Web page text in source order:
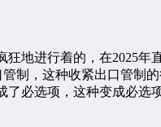
地进行着的，在2025
制，这种收紧出口管制
了必选项，这种变成必选